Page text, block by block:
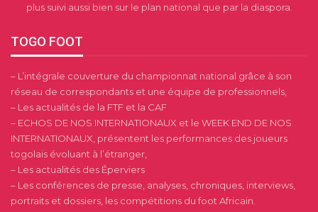
plus suivi aussi bien sur le plan national que par la diaspora.
TOGO FOOT
– L’intégrale couverture du championnat national grâce à son
réseau de correspondants et une équipe de professionnels,
– Les actualités de la FTF et la CAF
– ECHOS DE NOS INTERNATIONAUX et le WEEK END DE NOS
INTERNATIONAUX, présentent les performances des joueurs
togolais évoluant à l’étranger,
– Les actualités des Éperviers
– Les conférences de presse, analyses, chroniques, interviews,
portraits et dossiers, les compétitions du foot Africain.